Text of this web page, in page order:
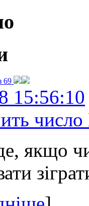
69
15:56:10
число
якщо